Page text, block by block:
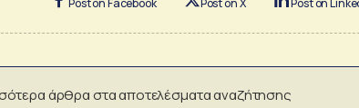
άρθρα στα αποτελέσματα αναζήτησης